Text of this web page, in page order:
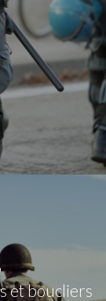
et boucliers